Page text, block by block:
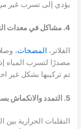
يؤدي إلى تسرب غير
4. مشاكل في معدات التشغيل
الفلاتر، المضخات،
مصدرًا لتسرب المياه
تم تركيبها بشكل غير
5. التمدد والانكماش بسبب تغيرات الطقس
التقلبات الحرارية